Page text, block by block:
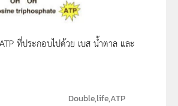
ที่ประกอบไปด้วย เบส น้ำตาล และ
Double,life,ATP